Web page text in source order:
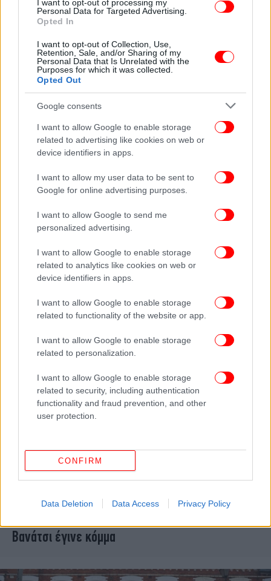
I want to opt-out of processing my
Personal Data for Targeted Advertising.
Opted In
I want to opt-out of Collection, Use,
Retention, Sale, and/or Sharing of my
Personal Data that Is Unrelated with the
Purposes for which it was collected.
Opted Out
Google consents
I want to allow Google to enable storage
related to advertising like cookies on web or
device identifiers in apps.
I want to allow my user data to be sent to
Google for online advertising purposes.
I want to allow Google to send me
personalized advertising.
I want to allow Google to enable storage
related to analytics like cookies on web or
device identifiers in apps.
I want to allow Google to enable storage
related to functionality of the website or app.
I want to allow Google to enable storage
related to personalization.
I want to allow Google to enable storage
related to security, including authentication
functionality and fraud prevention, and other
user protection.
CONFIRM
Data Deletion Data Access Privacy Policy
ΚΟΣΜΟΣ 25/06/2026 16:00
Σχεδόν ένας στους τέσσερις Ευρωπαίους
ψηφίζει πλέον ακροδεξιά κόμματα –Η άνοδος
που αλλάζει τον πολιτικό χάρτη
ΚΟΣΜΟΣ 16/06/2026 18:21
«Σαρώνει» στις δημοσκοπήσεις η ακροδεξιά
στην Γερμανία – Στα «τάρταρα» οι
Χριστιανοδημοκράτες
Ιταλία: Ένας εθνικιστής απειλεί τη δεξιά
Βανάτσι έγινε κόμμα